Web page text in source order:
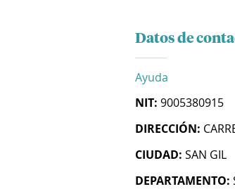
Datos de
Ayuda
NIT: 9005380915
DIRECCIÓN:
CIUDAD: SAN GIL
DEPARTAMENTO: